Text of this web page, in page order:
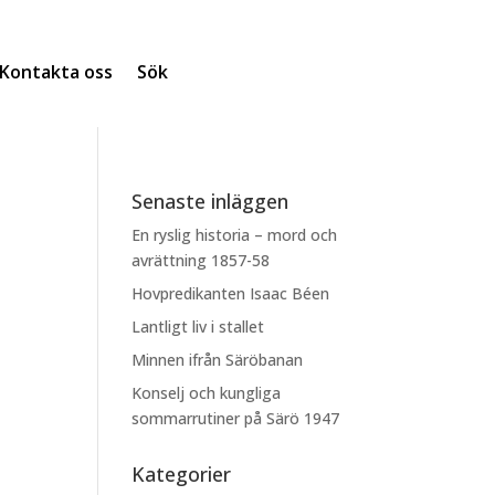
oss Sök
Senaste inläggen
En ryslig historia – mord och
avrättning 1857-58
Hovpredikanten Isaac Béen
Lantligt liv i stallet
Minnen ifrån Säröbanan
Konselj och kungliga
sommarrutiner på Särö 1947
Kategorier